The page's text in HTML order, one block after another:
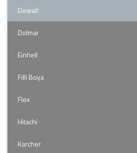
Dewalt
Dolmar
Einhell
Filli Boya
Flex
Hitachi
Karcher